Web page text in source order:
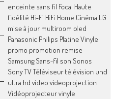
enceinte sans fil Focal Haute
fidélité Hi-Fi HiFi Home Cinéma LG
mise à jour multiroom oled
Panasonic Philips Platine Vinyle
promo promotion remise
SamsungSans-fil son Sonos
SonyTVTéléviseur télévision uhd
ultra hd video videoprojection
Vidéoprojecteurvinyle